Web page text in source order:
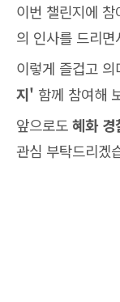
이번 챌린지에
의 인사를 드리면
이렇게 즐겁고
지' 함께 참여해
앞으로도혜화 경
관심 부탁드리겠